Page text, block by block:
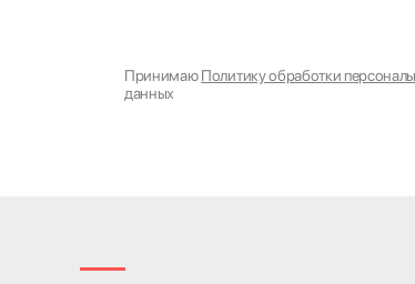
ПринимаюПолитику обработки
данных